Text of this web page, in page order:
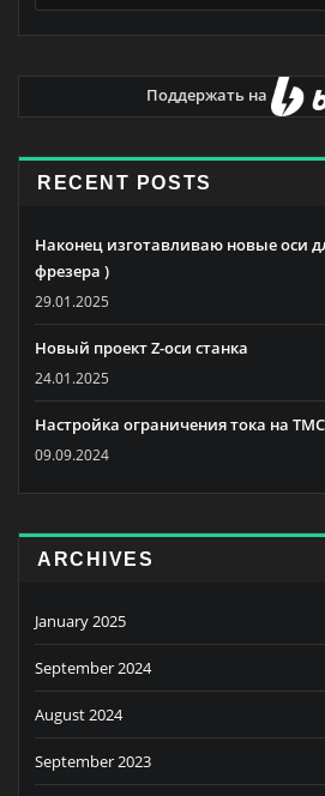
Поддержать на
RECENT POSTS
Наконец изготавливаю новые оси
фрезера )
29.01.2025
Новый проект Z-оси станка
24.01.2025
Настройка ограничения тока на
09.09.2024
ARCHIVES
January 2025
September 2024
August 2024
September 2023